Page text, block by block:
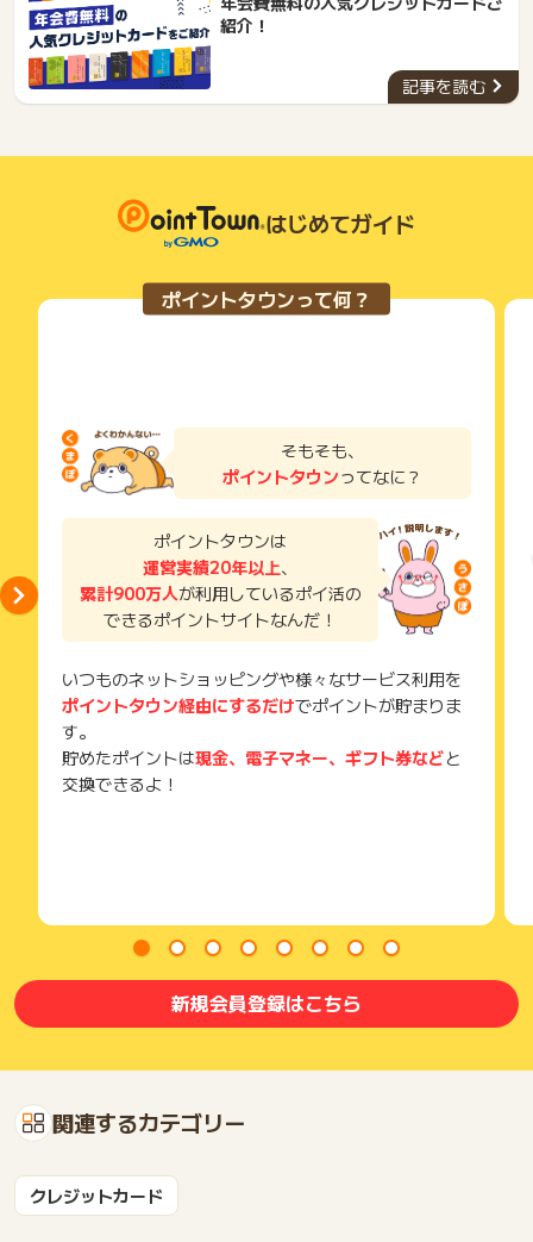
法がある場合、必ずサイト上のWEBフォームからお申し込みく
ださい。
各サービス・お買い物に掲載されている獲得条件を必ずよくお
読みください。
了などのメールは、ポイント獲得するまで必ず保管してくださ
獲得待ち・獲得失敗の状態でお問い合わせされる際に、該当の
メールを送っていただく場合がございます。
そのため、紛失・破棄された場合は対応いたしかねますので、
(※) SafariやChromeなどwebサイトを表示するアプリのこと
広告主様に直接行わないようお願いいたします。
掲載中のプログラムの掲載終了日はあくまで予定となってお
り、急遽終了となる場合がございます。
広告に遷移しない場合は掲載が終了となっておりポイントが獲
得できませんので、ご注意くださいませ。
紹介！
記事を読む
はじめてガイド
ポイントタウンって何？
そもそも、
ポイントタウンってなに？
ポイントタウンは
運営実績20年以上、
累計900万人が利用しているポイ活の
できるポイントサイトなんだ！
いつものネットショッピングや様々なサービス利用を
ポイントタウン経由にするだけでポイントが貯まりま
す。
貯めたポイントは現金、電子マネー、ギフト券などと
交換できるよ！
新規会員登録はこちら
関連するカテゴリー
クレジットカード